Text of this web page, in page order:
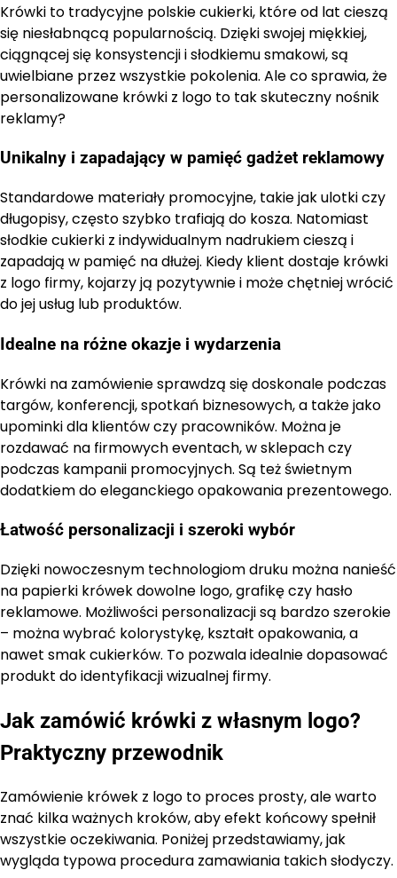
Krówki to tradycyjne polskie cukierki, które od lat cieszą
się niesłabnącą popularnością. Dzięki swojej miękkiej,
ciągnącej się konsystencji i słodkiemu smakowi, są
uwielbiane przez wszystkie pokolenia. Ale co sprawia, że
personalizowane krówki z logo to tak skuteczny nośnik
reklamy?
Unikalny i zapadający w pamięć gadżet reklamowy
Standardowe materiały promocyjne, takie jak ulotki czy
długopisy, często szybko trafiają do kosza. Natomiast
słodkie cukierki z indywidualnym nadrukiem cieszą i
zapadają w pamięć na dłużej. Kiedy klient dostaje krówki
z logo firmy, kojarzy ją pozytywnie i może chętniej wrócić
do jej usług lub produktów.
Idealne na różne okazje i wydarzenia
Krówki na zamówienie sprawdzą się doskonale podczas
targów, konferencji, spotkań biznesowych, a także jako
upominki dla klientów czy pracowników. Można je
rozdawać na firmowych eventach, w sklepach czy
podczas kampanii promocyjnych. Są też świetnym
dodatkiem do eleganckiego opakowania prezentowego.
Łatwość personalizacji i szeroki wybór
Dzięki nowoczesnym technologiom druku można nanieść
na papierki krówek dowolne logo, grafikę czy hasło
reklamowe. Możliwości personalizacji są bardzo szerokie
– można wybrać kolorystykę, kształt opakowania, a
nawet smak cukierków. To pozwala idealnie dopasować
produkt do identyfikacji wizualnej firmy.
Jak zamówić krówki z własnym logo?
Praktyczny przewodnik
Zamówienie krówek z logo to proces prosty, ale warto
znać kilka ważnych kroków, aby efekt końcowy spełnił
wszystkie oczekiwania. Poniżej przedstawiamy, jak
wygląda typowa procedura zamawiania takich słodyczy.